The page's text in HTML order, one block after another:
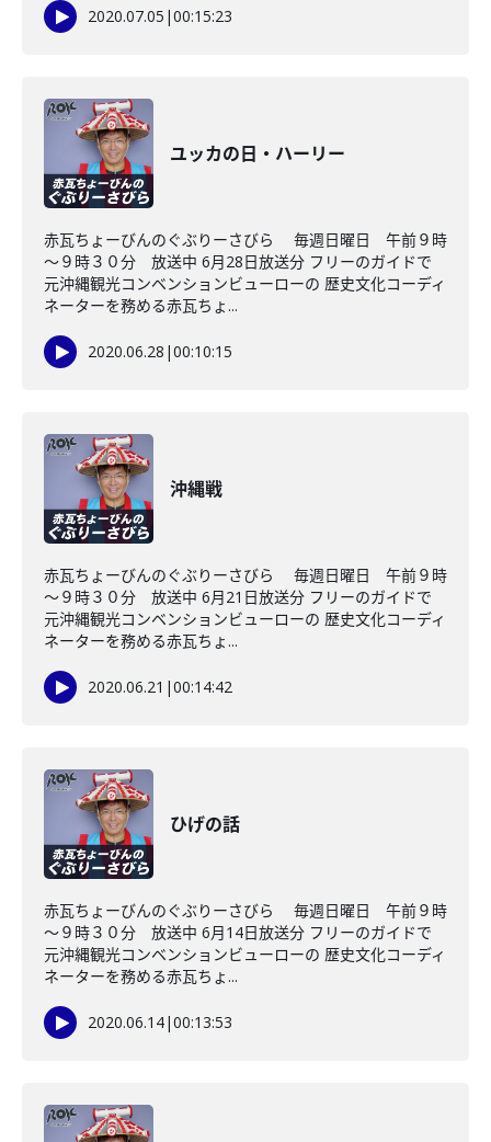
2020.07.05 |00:15:23
ユッカの日・ハーリー
赤瓦ちょーびんのぐぶりーさびら 毎週日曜日 午前９時
～９時３０分 放送中 6月28日放送分 フリーのガイドで
元沖縄観光コンベンションビューローの 歴史文化コーディ
ネーターを務める赤瓦ちょ...
2020.06.28 |00:10:15
沖縄戦
赤瓦ちょーびんのぐぶりーさびら 毎週日曜日 午前９時
～９時３０分 放送中 6月21日放送分 フリーのガイドで
元沖縄観光コンベンションビューローの 歴史文化コーディ
ネーターを務める赤瓦ちょ...
2020.06.21 |00:14:42
ひげの話
赤瓦ちょーびんのぐぶりーさびら 毎週日曜日 午前９時
～９時３０分 放送中 6月14日放送分 フリーのガイドで
元沖縄観光コンベンションビューローの 歴史文化コーディ
ネーターを務める赤瓦ちょ...
2020.06.14|00:13:53